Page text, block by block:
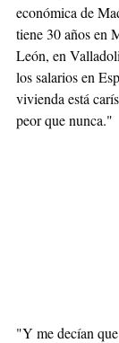
económica de
tiene 30 años en
León, en
los salarios en
vivienda está
peor que nunca."
"Y me decían